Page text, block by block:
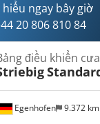
hiểu ngay bây giờ
20 806 810 84
Egenhofen 9.372 km
điều khiển cưa